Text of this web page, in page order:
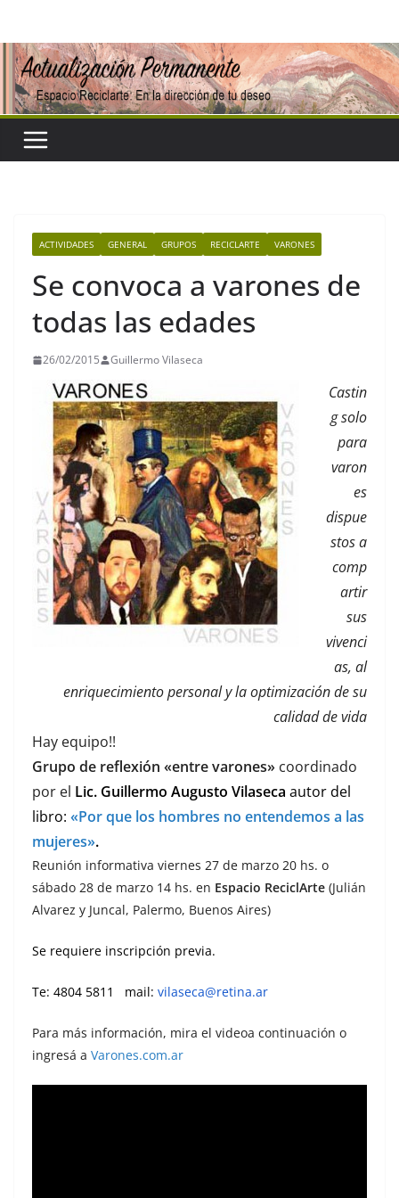
contenido
ACTIVIDADES GENERAL GRUPOS RECICLARTE VARONES
Se convoca a varones de
todas las edades
26/02/2015 Guillermo Vilaseca
Castin
g solo
para
varon
es
dispue
stos a
comp
artir
sus
vivenci
as, al
enriquecimiento personal y la optimización de su
calidad de vida
Hay equipo!!
Grupo de reflexión «entre varones» coordinado
por el Lic. Guillermo Augusto Vilaseca autor del
libro: «Por que los hombres no entendemos a las
mujeres».
Reunión informativa viernes 27 de marzo 20 hs. o
sábado 28 de marzo 14 hs. en Espacio ReciclArte (Julián
Alvarez y Juncal, Palermo, Buenos Aires)
Se requiere inscripción previa.
Te: 4804 5811 mail: vilaseca@retina.ar
Para más información, mira el videoa continuación o
ingresá a Varones.com.ar